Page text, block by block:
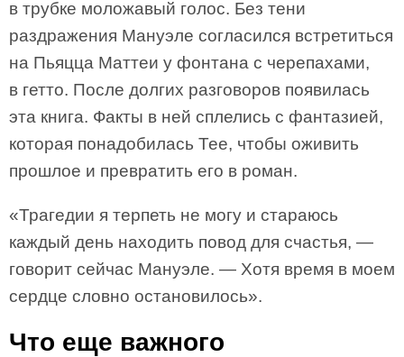
в трубке моложавый голос. Без тени
раздражения Мануэле согласился встретиться
на Пьяцца Маттеи у фонтана с черепахами,
в гетто. После долгих разговоров появилась
эта книга. Факты в ней сплелись с фантазией,
которая понадобилась Тее, чтобы оживить
прошлое и превратить его в роман.
«Трагедии я терпеть не могу и стараюсь
каждый день находить повод для счастья, —
говорит сейчас Мануэле. — Хотя время в моем
сердце словно остановилось».
Что еще важного